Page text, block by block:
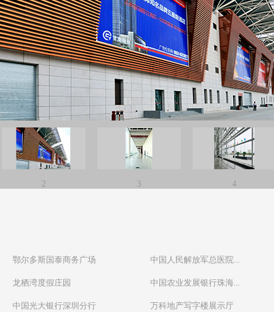
2 3 4
鄂尔多斯国泰商务广场
龙栖湾度假庄园
中国光大银行深圳分行
中国人民解放军总医院...
中国农业发展银行珠海...
万科地产写字楼展示厅